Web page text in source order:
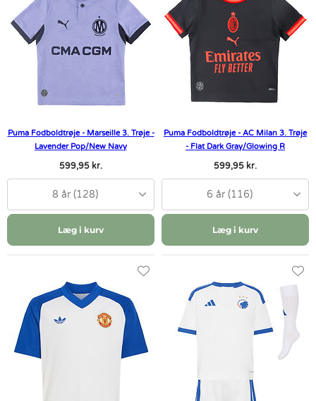
Puma Fodboldtrøje - Marseille 3. Trøje -
Lavender Pop/New Navy
599,95 kr.
8 år (128)
Læg i kurv
Puma Fodboldtrøje - AC Milan 3. Trøje
- Flat Dark Gray/Glowing R
599,95 kr.
6 år (116)
Læg i kurv